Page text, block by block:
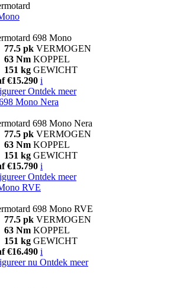
698 Mono
77.5 pk VERMOGEN
63 Nm KOPPEL
151 kg GEWICHT
€15.290 i
Ontdek meer
Mono Nera
698 Mono Nera
77.5 pk VERMOGEN
63 Nm KOPPEL
151 kg GEWICHT
€15.790 i
Ontdek meer
RVE
698 Mono RVE
77.5 pk VERMOGEN
63 Nm KOPPEL
151 kg GEWICHT
€16.490 i
nu Ontdek meer